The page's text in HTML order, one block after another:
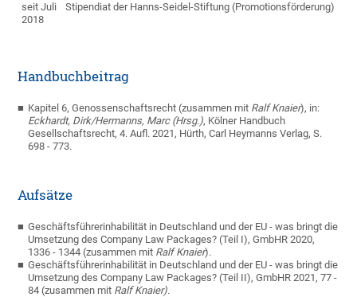
seit Juli
2018
Stipendiat der Hanns-Seidel-Stiftung (Promotionsförderung)
Handbuchbeitrag
Kapitel 6, Genossenschaftsrecht (zusammen mit Ralf Knaier), in:
Eckhardt, Dirk/Hermanns, Marc (Hrsg.), Kölner Handbuch
Gesellschaftsrecht, 4. Aufl. 2021, Hürth, Carl Heymanns Verlag, S.
698 - 773.
Aufsätze
Geschäftsführerinhabilität in Deutschland und der EU - was bringt die
Umsetzung des Company Law Packages? (Teil I), GmbHR 2020,
1336 - 1344 (zusammen mit Ralf Knaier).
Geschäftsführerinhabilität in Deutschland und der EU - was bringt die
Umsetzung des Company Law Packages? (Teil II), GmbHR 2021, 77 -
84 (zusammen mit Ralf Knaier).